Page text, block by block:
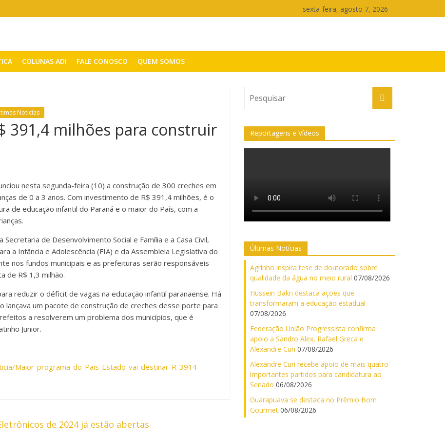
sexta-feira, agosto 7, 2026
COLUNAS ADI FALE CONOSCO QUEM SOMOS
Notícias
391,4 milhões para construir
nesta segunda-feira (10) a construção de 300 creches em
de 0 a 3 anos. Com investimento de R$ 391,4 milhões, é o
de educação infantil do Paraná e o maior do País, com a
de Desenvolvimento Social e Família e a Casa Civil,
a Infância e Adolescência (FIA) e da Assembleia Legislativa do
nos fundos municipais e as prefeituras serão responsáveis
de R$ 1,3 milhão.
reduzir o déficit de vagas na educação infantil paranaense. Há
lançava um pacote de construção de creches desse porte para
a resolverem um problema dos municípios, que é
Junior.
Maior-programa-do-Pais-Estado-vai-destinar-R-3914-
de 2024 já estão abertas
Reportagens e Vídeos
Últimas Notícias
Agrinho inspira tese de doutorado sobre
qualidade da água no meio rural 07/08/2026
Hussein Bakri destaca ações que
transformaram a educação estadual
07/08/2026
Federação União Progressista confirma
apoio a Sandro Alex, Rafael Greca e
Alexandre Curi 07/08/2026
Alexandre Curi recebe apoio de mais quatro
importantes partidos para candidatura ao
Senado 06/08/2026
Guarapuava se destaca no Prêmio Bom
Gourmet 06/08/2026